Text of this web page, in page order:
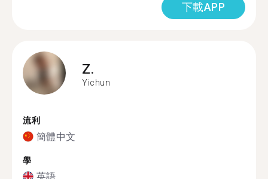
下載APP
Z.
Yichun
流利
簡體中文
學
英語